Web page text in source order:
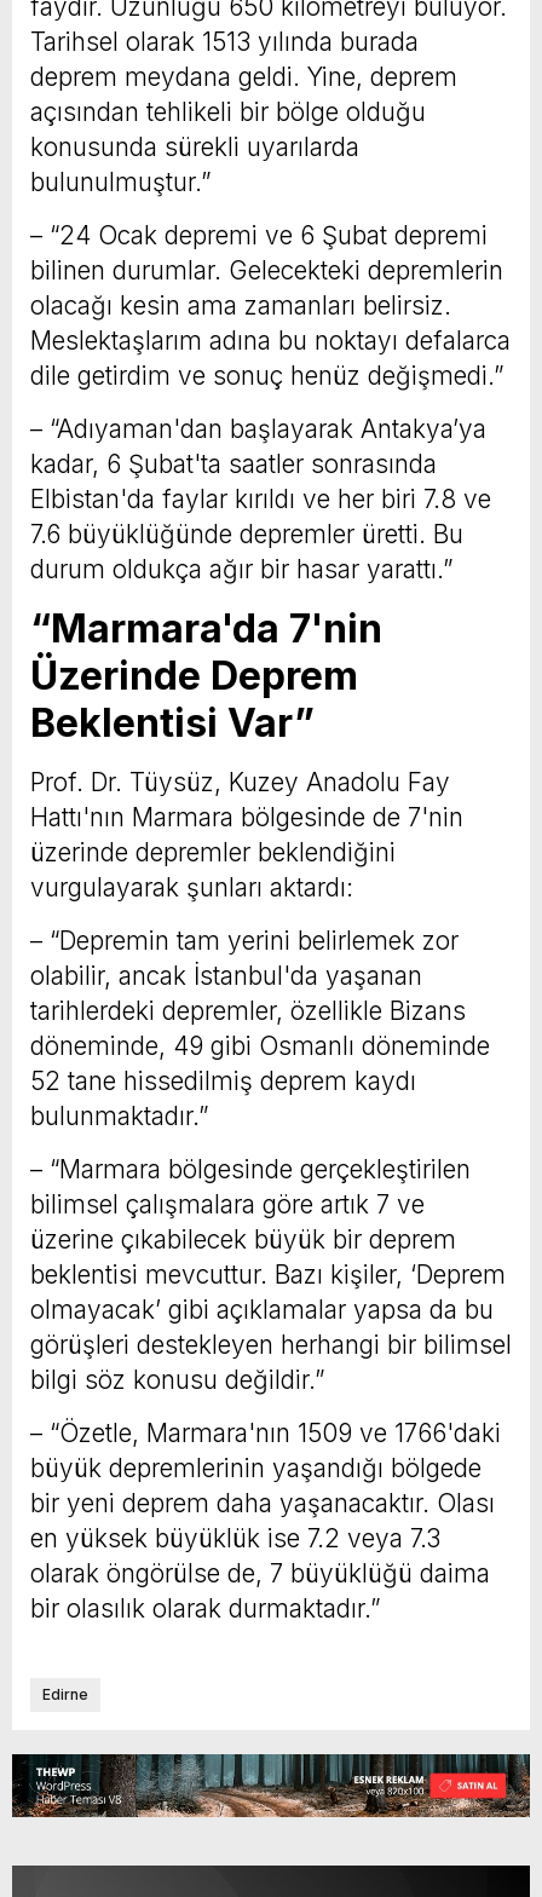
faydır. Uzunluğu 650 kilometreyi buluyor.
Tarihsel olarak 1513 yılında burada
deprem meydana geldi. Yine, deprem
açısından tehlikeli bir bölge olduğu
konusunda sürekli uyarılarda
bulunulmuştur.”
– “24 Ocak depremi ve 6 Şubat depremi
bilinen durumlar. Gelecekteki depremlerin
olacağı kesin ama zamanları belirsiz.
Meslektaşlarım adına bu noktayı defalarca
dile getirdim ve sonuç henüz değişmedi.”
– “Adıyaman'dan başlayarak Antakya’ya
kadar, 6 Şubat'ta saatler sonrasında
Elbistan'da faylar kırıldı ve her biri 7.8 ve
7.6 büyüklüğünde depremler üretti. Bu
durum oldukça ağır bir hasar yarattı.”
“Marmara'da 7'nin
Üzerinde Deprem
Beklentisi Var”
Prof. Dr. Tüysüz, Kuzey Anadolu Fay
Hattı'nın Marmara bölgesinde de 7'nin
üzerinde depremler beklendiğini
vurgulayarak şunları aktardı:
– “Depremin tam yerini belirlemek zor
olabilir, ancak İstanbul'da yaşanan
tarihlerdeki depremler, özellikle Bizans
döneminde, 49 gibi Osmanlı döneminde
52 tane hissedilmiş deprem kaydı
bulunmaktadır.”
– “Marmara bölgesinde gerçekleştirilen
bilimsel çalışmalara göre artık 7 ve
üzerine çıkabilecek büyük bir deprem
beklentisi mevcuttur. Bazı kişiler, ‘Deprem
olmayacak’ gibi açıklamalar yapsa da bu
görüşleri destekleyen herhangi bir bilimsel
bilgi söz konusu değildir.”
– “Özetle, Marmara'nın 1509 ve 1766'daki
büyük depremlerinin yaşandığı bölgede
bir yeni deprem daha yaşanacaktır. Olası
en yüksek büyüklük ise 7.2 veya 7.3
olarak öngörülse de, 7 büyüklüğü daima
bir olasılık olarak durmaktadır.”
Edirne